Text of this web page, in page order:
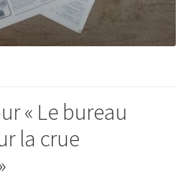
« Le bureau
la crue